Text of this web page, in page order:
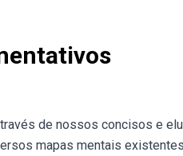
de nossos concisos e
mapas mentais